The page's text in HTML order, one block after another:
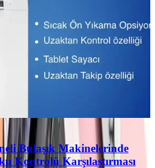
Bulaşık Makinelerinde
Kontrolü Karşılaştırması